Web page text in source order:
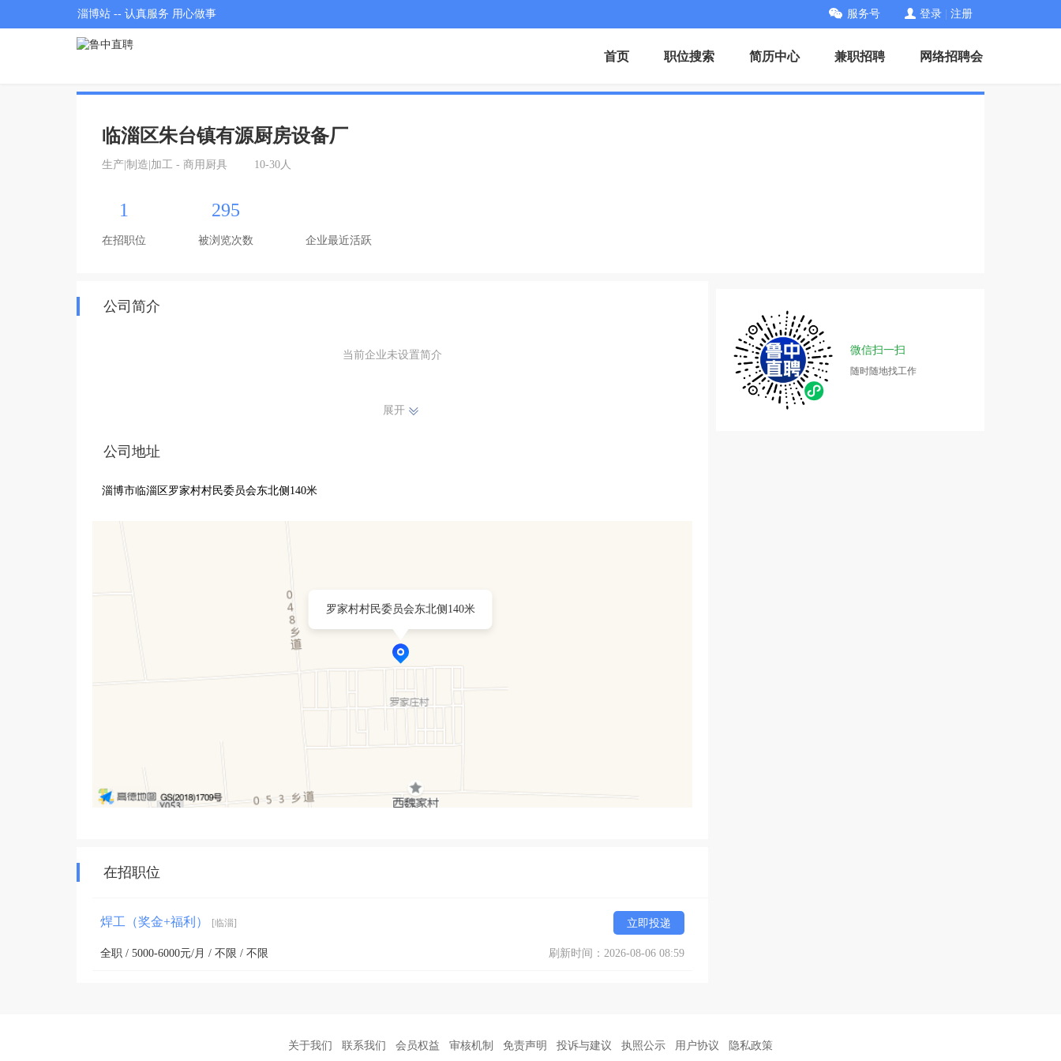
淄博站 -- 认真服务 用心做事 服务号 登录 注册
首页 职位搜索 简历中心 兼职招聘 网络招聘会
临淄区朱台镇有源厨房设备厂
生产|制造|加工 - 商用厨具 10-30人
1
在招职位
295
被浏览次数 企业最近活跃
公司简介
当前企业未设置简介
展开
公司地址
淄博市临淄区罗家村村民委员会东北侧140米
罗家村村民委员会东北侧140米
在招职位
焊工（奖金+福利） [临淄] 立即投递
全职 / 5000-6000元/月 / 不限 / 不限 刷新时间：2026-08-06 08:59
微信扫一扫
随时随地找工作
关于我们 联系我们 会员权益 审核机制 免责声明 投诉与建议 执照公示 用户协议 隐私政策